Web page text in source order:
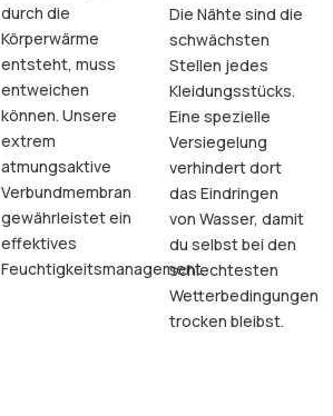
durch die
Körperwärme
entsteht, muss
entweichen
können. Unsere
extrem
atmungsaktive
Verbundmembran
gewährleistet ein
effektives
Feuchtigkeitsmanagement.
Die Nähte sind die
schwächsten
Stellen jedes
Kleidungsstücks.
Eine spezielle
Versiegelung
verhindert dort
das Eindringen
von Wasser, damit
du selbst bei den
schlechtesten
Wetterbedingungen
trocken bleibst.